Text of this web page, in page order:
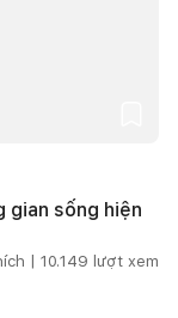
gian sống hiện
| 10.149 lượt xem